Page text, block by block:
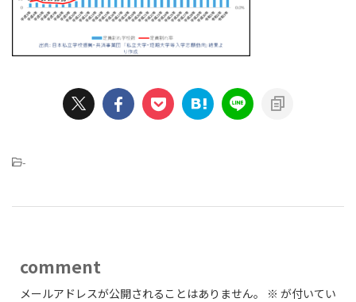
-
comment
メールアドレスが公開されることはありません。 ※ が付いてい